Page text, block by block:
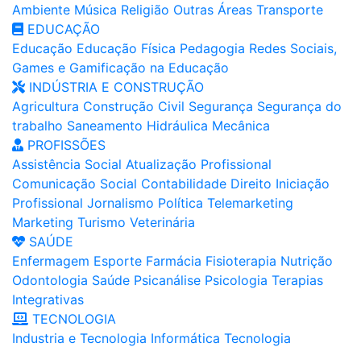
Ambiente Música Religião Outras Áreas Transporte
EDUCAÇÃO
Educação Educação Física Pedagogia Redes Sociais,
Games e Gamificação na Educação
INDÚSTRIA E CONSTRUÇÃO
Agricultura Construção Civil Segurança Segurança do
trabalho Saneamento Hidráulica Mecânica
PROFISSÕES
Assistência Social Atualização Profissional
Comunicação Social Contabilidade Direito Iniciação
Profissional Jornalismo Política Telemarketing
Marketing Turismo Veterinária
SAÚDE
Enfermagem Esporte Farmácia Fisioterapia Nutrição
Odontologia Saúde Psicanálise Psicologia Terapias
Integrativas
TECNOLOGIA
Industria e Tecnologia Informática Tecnologia